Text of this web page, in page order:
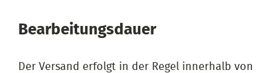
Bearbeitungsdauer
Der Versand erfolgt in der Regel innerhalb von